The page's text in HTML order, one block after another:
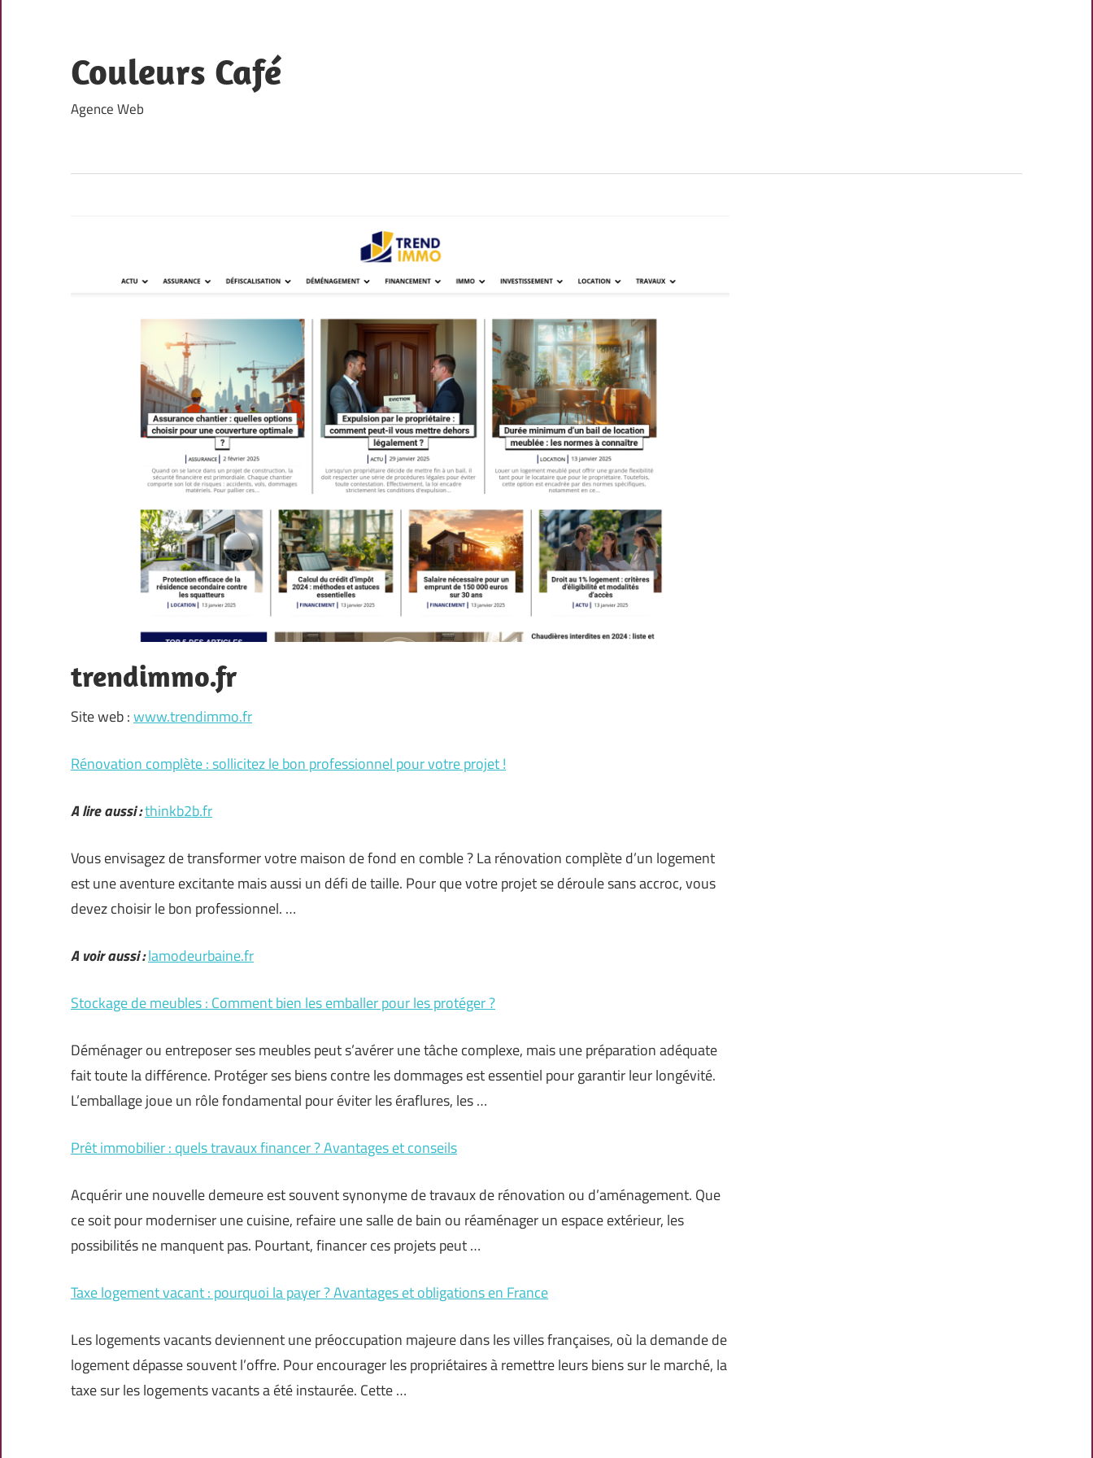
content
Couleurs Café
Agence Web
trendimmo.fr
Site web :www.trendimmo.fr
Rénovation complète : sollicitez le bon professionnel pour votre projet !
A lire aussi :thinkb2b.fr
Vous envisagez de transformer votre maison de fond en comble ? La rénovation complète d’un logement
est une aventure excitante mais aussi un défi de taille. Pour que votre projet se déroule sans accroc, vous
devez choisir le bon professionnel. …
A voir aussi :lamodeurbaine.fr
Stockage de meubles : Comment bien les emballer pour les protéger ?
Déménager ou entreposer ses meubles peut s’avérer une tâche complexe, mais une préparation adéquate
fait toute la différence. Protéger ses biens contre les dommages est essentiel pour garantir leur longévité.
L’emballage joue un rôle fondamental pour éviter les éraflures, les …
Prêt immobilier : quels travaux financer ? Avantages et conseils
Acquérir une nouvelle demeure est souvent synonyme de travaux de rénovation ou d’aménagement. Que
ce soit pour moderniser une cuisine, refaire une salle de bain ou réaménager un espace extérieur, les
possibilités ne manquent pas. Pourtant, financer ces projets peut …
Taxe logement vacant : pourquoi la payer ? Avantages et obligations en France
Les logements vacants deviennent une préoccupation majeure dans les villes françaises, où la demande de
logement dépasse souvent l’offre. Pour encourager les propriétaires à remettre leurs biens sur le marché, la
taxe sur les logements vacants a été instaurée. Cette …